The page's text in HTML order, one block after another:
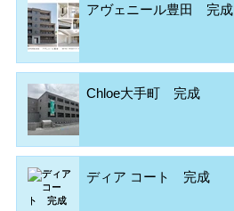
アヴェニール豊田 完成
Chloe大手町 完成
ディア コート 完成